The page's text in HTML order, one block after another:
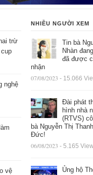
trừ
nghệ
vệ
NHIỀU NGƯỜI XEM
Tin bà
Nhàn
đã được
nhận
07/08/2023 - 15.066
Đài phát
hình nhà
(RTVS)
bà Nguyễn Thị
Đức!
06/08/2023 - 5.165
Ủng hộ